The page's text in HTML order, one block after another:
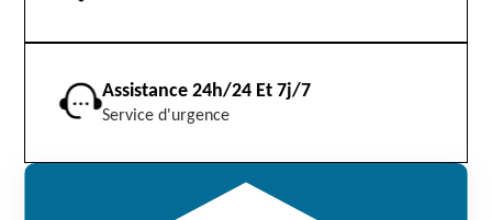
Assistance 24h/24 Et 7j/7
Service d'urgence